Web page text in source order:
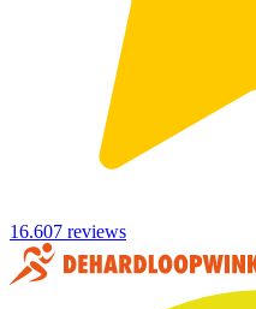
16.607 reviews